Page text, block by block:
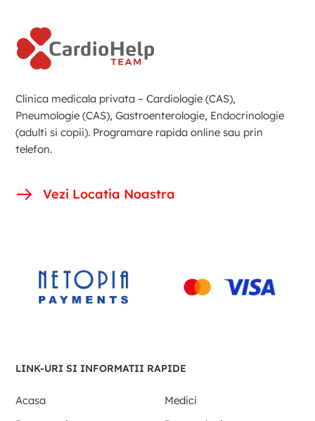
Clinica medicala privata – Cardiologie (CAS),
Pneumologie (CAS), Gastroenterologie, Endocrinologie
(adulti si copii). Programare rapida online sau prin
telefon.
Vezi Locatia Noastra
LINK-URI SI INFORMATII RAPIDE
Acasa
Medici